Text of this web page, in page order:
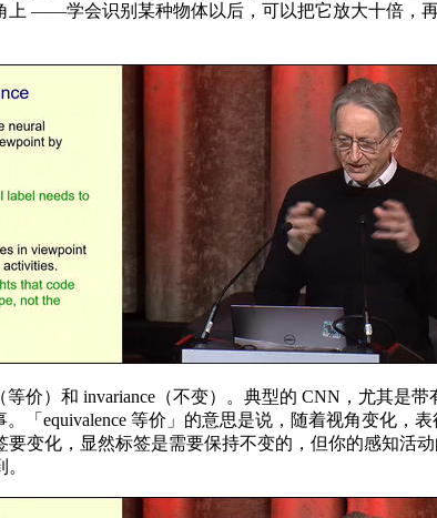
上 ——学会识别某种物体以后，可以把它放大十倍，
价）和 invariance（不变）。典型的 CNN，尤其是
。「equivalence 等价」的意思是说，随着视角变化
要变化，显然标签是需要保持不变的，但你的感知